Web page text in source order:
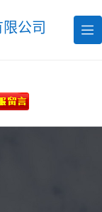
公司 